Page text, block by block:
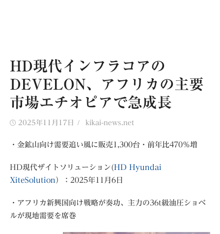
HD現代インフラコアの
DEVELON、アフリカの主要
市場エチオピアで急成長
Posted
2025年11月17日 Author
kikai-news.net
・金鉱山向け需要追い風に販売1,300台・前年比470％増
HD現代ザイトソリューション(HD Hyundai
XiteSolution ）：2025年11月6日
・アフリカ新興国向け戦略が奏功、主力の36t級油圧ショベ
ルが現地需要を席巻